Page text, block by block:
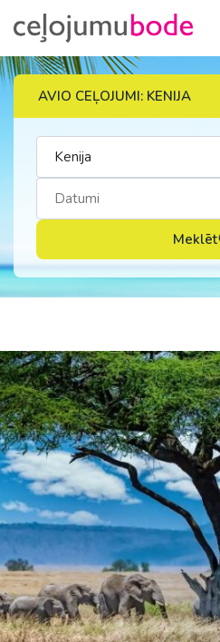
AVIO CEĻOJUMI: KENIJA
Meklēt